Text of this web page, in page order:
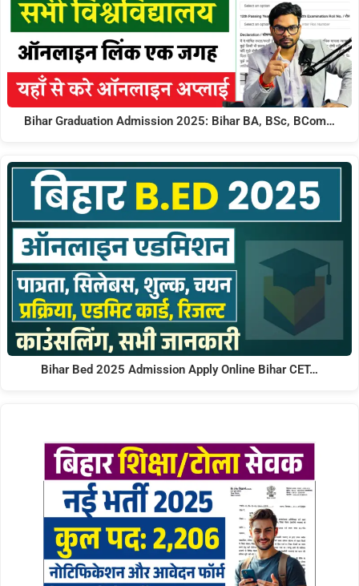
Bihar Graduation Admission 2025: Bihar BA, BSc, BCom…
Bihar Bed 2025 Admission Apply Online Bihar CET…